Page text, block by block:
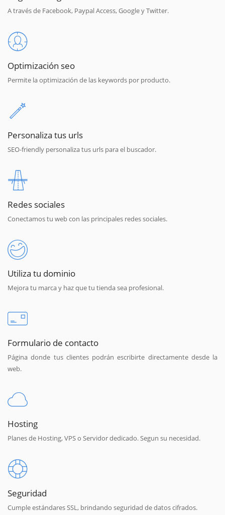
A través de Facebook, Paypal Access, Google y Twitter.
Optimización seo
Permite la optimización de las keywords por producto.
Personaliza tus urls
SEO-friendly personaliza tus urls para el buscador.
Redes sociales
Conectamos tu web con las principales redes sociales.
Utiliza tu dominio
Mejora tu marca y haz que tu tienda sea profesional.
Formulario de contacto
Página donde tus clientes podrán escribirte directamente desde la
web.
Hosting
Planes de Hosting, VPS o Servidor dedicado. Segun su necesidad.
Seguridad
Cumple estándares SSL, brindando seguridad de datos cifrados.